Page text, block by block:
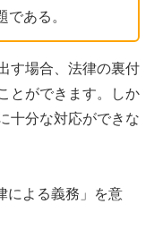
ある。
す場合、法律の裏付
とができます。しか
十分な対応ができな
による義務」を意